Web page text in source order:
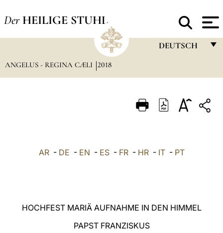
Der HEILIGE STUHL
DEUTSCH
ITALIANO
ANGELUS - REGINA CÆLI 2018
AR- DE - EN - ES- FR- HR- IT- PT
HOCHFEST MARIÄ AUFNAHME IN DEN HIMMEL
PAPST FRANZISKUS